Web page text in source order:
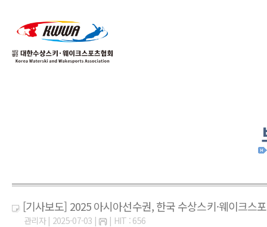
[기사보도] 2025 아시아선수권, 한국 수상스키·웨이크
관리자 | 2025-07-03 | | HIT : 656